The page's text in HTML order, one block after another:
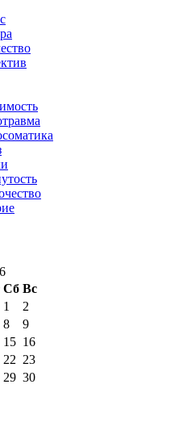
Сб Вс
1
2
8
9
15 16
22 23
29 30